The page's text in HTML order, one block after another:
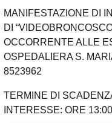
MANIFESTAZIONE DI
DI
OCCORRENTE ALLE
OSPEDALIERA S.
8523962
TERMINE DI
INTERESSE: ORE